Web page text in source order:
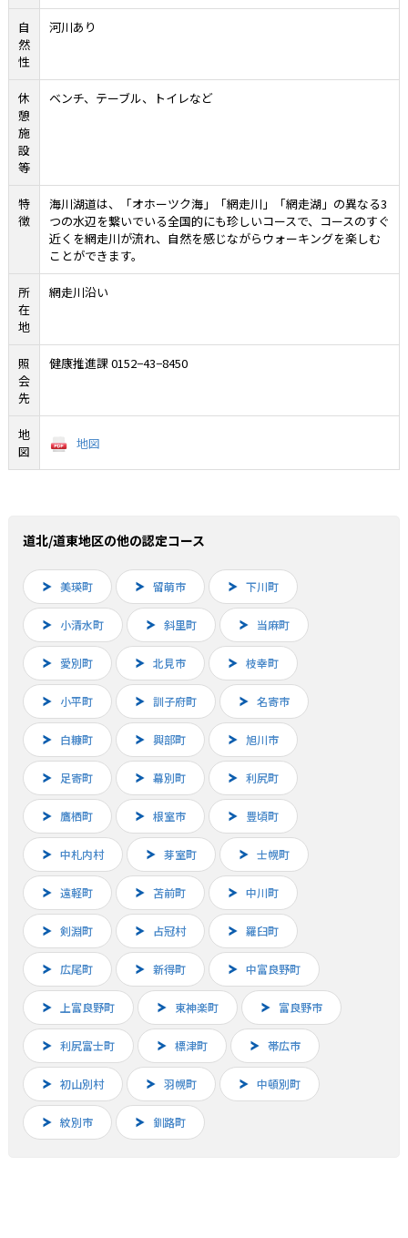
自
然
性
河川あり
休
憩
施
設
等
ベンチ、テーブル、トイレなど
特
徴
海川湖道は、「オホーツク海」「網走川」「網走湖」の異なる3
つの水辺を繋いでいる全国的にも珍しいコースで、コースのすぐ
近くを網走川が流れ、自然を感じながらウォーキングを楽しむ
ことができます。
所
在
地
網走川沿い
照
会
先
健康推進課0152−43−8450
地
図
地図
道北/道東地区の他の認定コース
美瑛町 留萌市 下川町
小清水町 斜里町 当麻町
愛別町 北見市 枝幸町
小平町 訓子府町 名寄市
白糠町 興部町 旭川市
足寄町 幕別町 利尻町
鷹栖町 根室市 豊頃町
中札内村 芽室町 士幌町
遠軽町 苫前町 中川町
剣淵町 占冠村 羅臼町
広尾町 新得町 中富良野町
上富良野町 東神楽町 富良野市
利尻富士町 標津町 帯広市
初山別村 羽幌町 中頓別町
紋別市 釧路町